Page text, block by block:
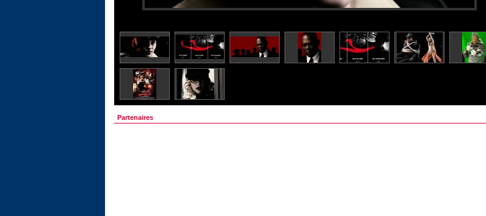
Partenaires